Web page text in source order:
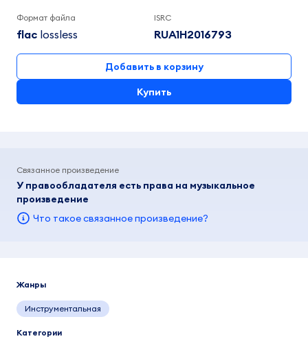
Формат файла
flac lossless
ISRC
RUA1H2016793
Добавить в корзину
Купить
Связанное произведение
У правообладателя есть права на музыкальное
произведение
Что такое связанное произведение?
Жанры
Инструментальная
Категории